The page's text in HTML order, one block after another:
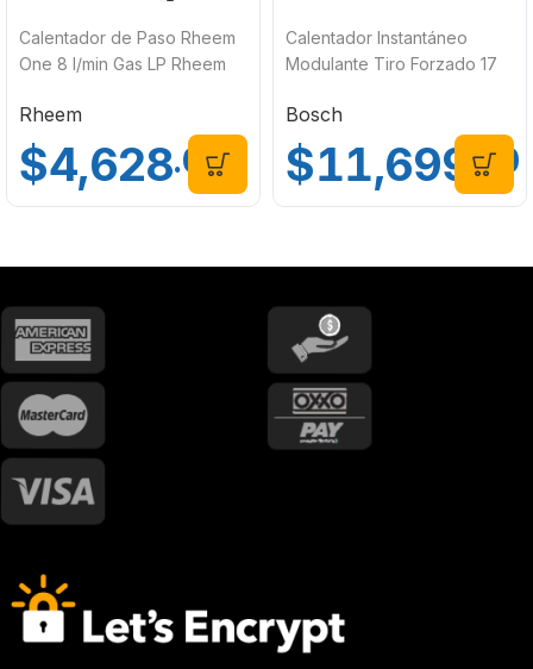
Calentador de Paso Rheem
One 8 l/min Gas LP Rheem
Rheem
$4,628.00
Calentador Instantáneo
Modulante Tiro Forzado 17
Bosch 7736505744
Bosch
$11,699 .00